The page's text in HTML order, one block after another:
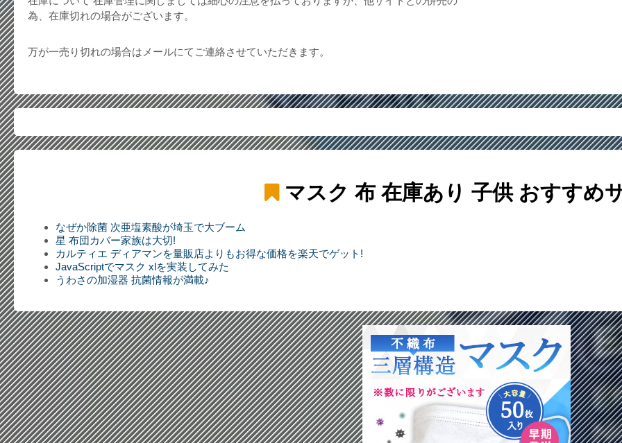
為、在庫切れの場合がございます。
万が一売り切れの場合はメールにてご連絡させていただきます。
マスク 布 在庫あり 子供おすすめ
なぜか除菌 次亜塩素酸が埼玉で大ブーム
星 布団カバー家族は大切!
カルティエ ディアマンを量販店よりもお得な価格を楽天でゲット!
JavaScriptでマスク xlを実装してみた
うわさの加湿器 抗菌情報が満載♪